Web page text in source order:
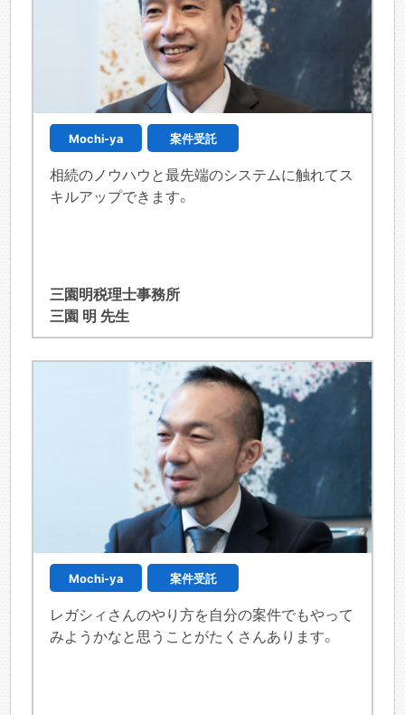
Mochi-ya 案件受託
相続のノウハウと最先端のシステムに触れてス
キルアップできます。
三園明税理士事務所
三園 明 先生
Mochi-ya 案件受託
レガシィさんのやり方を自分の案件でもやって
みようかなと思うことがたくさんあります。